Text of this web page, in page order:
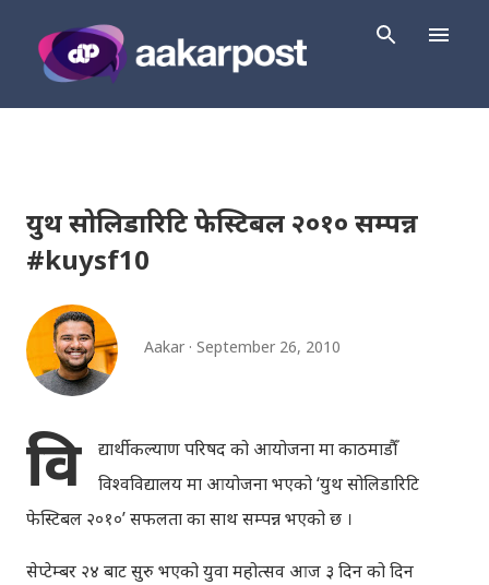
युथ सोलिडारिटि फेस्टिबल २०१० सम्पन्न
#kuysf10
Aakar September 26, 2010
वि
द्यार्थी कल्याण परिषद को आयोजना मा काठमाडौँ
विश्वविद्यालय मा आयोजना भएको ‘युथ सोलिडारिटि
फेस्टिबल २०१०’ सफलता का साथ सम्पन्न भएको छ ।
सेप्टेम्बर २४ बाट सुरु भएको युवा महोत्सव आज ३ दिन को दिन